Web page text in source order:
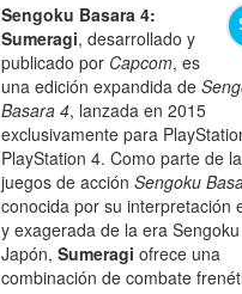
Sengoku Basara 4:
Sumeragi, desarrollado y
publicado por Capcom, es
una edición expandida de
Basara 4, lanzada en 2015
exclusivamente para
PlayStation 4. Como parte de
juegos de acciónSengoku
conocida por su interpretación
y exagerada de la era
Japón,Sumeragi ofrece una
combinación de combate